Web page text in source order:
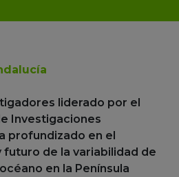
liderado por el
Investigaciones
profundizado en el
futuro de la variabilidad de
en la Península